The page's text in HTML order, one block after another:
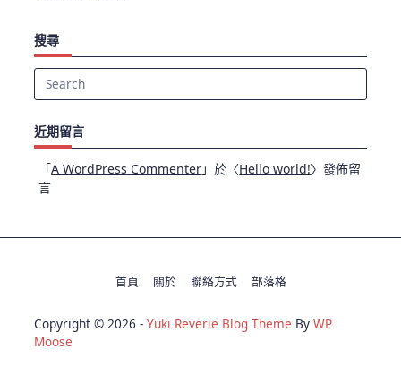
搜尋
Search
近期留言
「A WordPress Commenter」於〈Hello world!〉發佈留
言
首頁 關於 聯絡方式 部落格
Copyright © 2026 - Yuki Reverie Blog Theme By WP
Moose